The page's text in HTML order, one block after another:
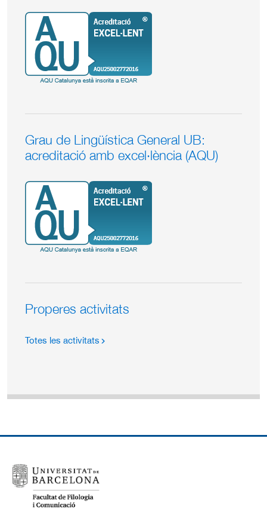
Grau de Lingüística General UB:
acreditació amb excel·lència (AQU)
Properes activitats
Totes les activitats